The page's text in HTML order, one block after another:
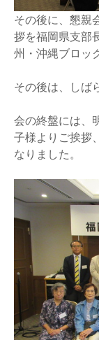
その後に、懇親
拶を福岡県支部
州・沖縄ブロッ
その後は、しば
会の終盤には、
子様よりご挨拶
なりました。